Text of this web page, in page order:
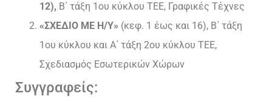
12), Β΄ τάξη 1ου κύκλου ΤΕΕ, Γραφικές Τέχνες
«ΣΧΕΔΙΟ ΜΕ Η/Υ» (κεφ. 1 έως και 16), Β΄ τάξη
1ου κύκλου και Α΄ τάξη 2ου κύκλου ΤΕΕ,
Σχεδιασμός Εσωτερικών Χώρων
Συγγραφείς: